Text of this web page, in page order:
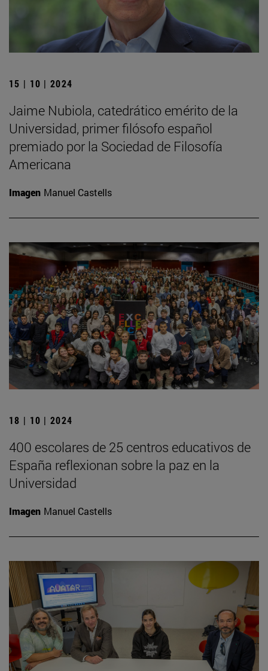
15 | 10 | 2024
Jaime Nubiola, catedrático emérito de la
Universidad, primer filósofo español
premiado por la Sociedad de Filosofía
Americana
Imagen Manuel Castells
18 | 10 | 2024
400 escolares de 25 centros educativos de
España reflexionan sobre la paz en la
Universidad
Imagen Manuel Castells